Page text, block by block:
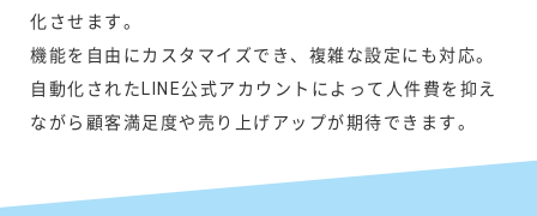
化させます。
機能を自由にカスタマイズでき、複雑な設定にも対応。
自動化されたLINE公式アカウントによって人件費を抑え
ながら顧客満足度や売り上げアップが期待できます。